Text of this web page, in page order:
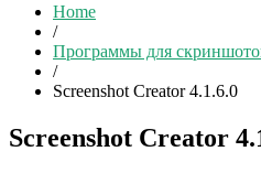
Home
/
Программы для
/
Screenshot Creator 4.1.6.0
Screenshot Creator